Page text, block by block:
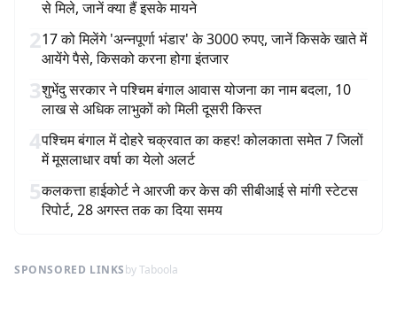
से मिले, जानें क्या हैं इसके मायने
217 को मिलेंगे 'अन्नपूर्णा भंडार' के 3000 रुपए, जानें किसके खाते में
आयेंगे पैसे, किसको करना होगा इंतजार
3शुभेंदु सरकार ने पश्चिम बंगाल आवास योजना का नाम बदला, 10
लाख से अधिक लाभुकों को मिली दूसरी किस्त
4पश्चिम बंगाल में दोहरे चक्रवात का कहर! कोलकाता समेत 7 जिलों
में मूसलाधार वर्षा का येलो अलर्ट
5कलकत्ता हाईकोर्ट ने आरजी कर केस की सीबीआई से मांगी स्टेटस
रिपोर्ट, 28 अगस्त तक का दिया समय
SPONSORED LINKSby Taboola